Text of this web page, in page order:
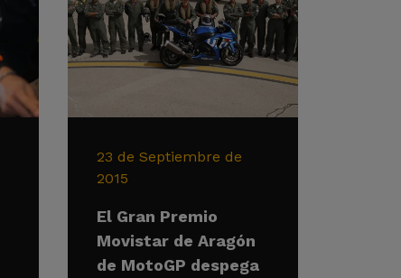
23 de Septiembre de
2015
El Gran Premio
Movistar de Aragón
de MotoGP despega